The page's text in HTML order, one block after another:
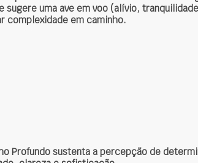
sugere uma ave em voo (alívio,
complexidade em caminho.
Profundo sustenta a percepção de